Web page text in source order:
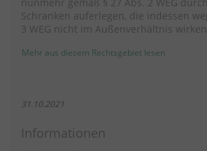
nunmehr gemäß § 27 Abs. 2 WEG
Schranken auferlegen, die indessen
3 WEG nicht im Außenverhältnis wirken.
Mehr aus diesem Rechtsgebiet lesen
31.10.2021
Informationen